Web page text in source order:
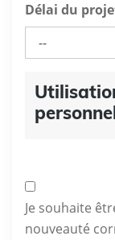
Délai du
Je souhaite
nouveauté